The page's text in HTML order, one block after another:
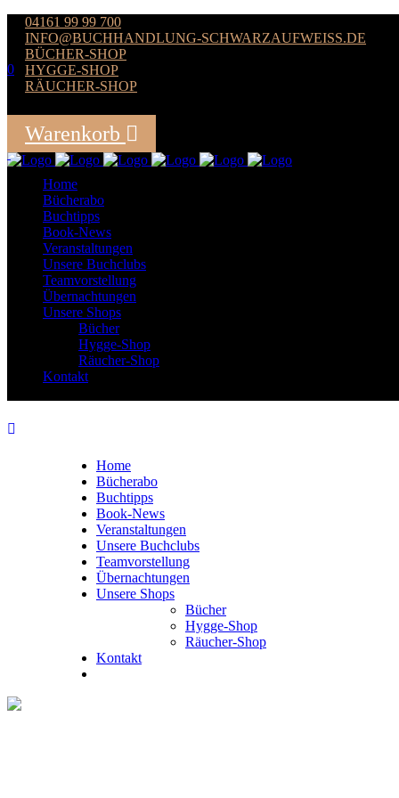
04161 99 99 700
INFO@BUCHHANDLUNG-SCHWARZAUFWEISS.DE
BÜCHER-SHOP
HYGGE-SHOP
RÄUCHER-SHOP
0
Warenkorb
Home
Bücherabo
Buchtipps
Book-News
Veranstaltungen
Unsere Buchclubs
Teamvorstellung
Übernachtungen
Unsere Shops
Bücher
Hygge-Shop
Räucher-Shop
Kontakt
Home
Bücherabo
Buchtipps
Book-News
Veranstaltungen
Unsere Buchclubs
Teamvorstellung
Übernachtungen
Unsere Shops
Bücher
Hygge-Shop
Räucher-Shop
Kontakt